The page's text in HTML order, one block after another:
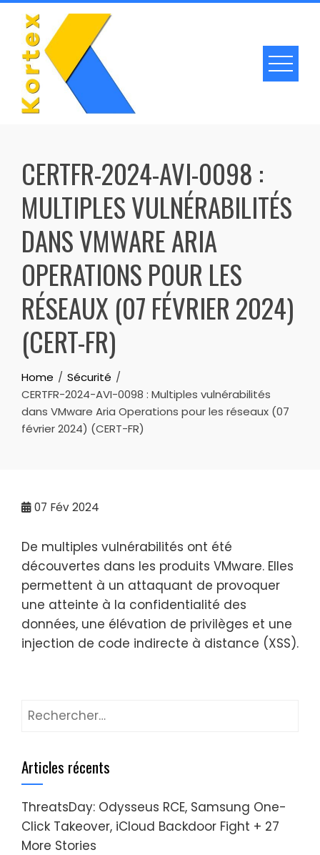
Skip
content
CERTFR-2024-AVI-0098 :
MULTIPLES VULNÉRABILITÉS
DANS VMWARE ARIA
OPERATIONS POUR LES
RÉSEAUX (07 FÉVRIER 2024)
(CERT-FR)
Home
Sécurité
CERTFR-2024-AVI-0098 : Multiples vulnérabilités
dans VMware Aria Operations pour les réseaux (07
février 2024) (CERT-FR)
07 Fév 2024
De multiples vulnérabilités ont été
découvertes dans les produits VMware. Elles
permettent à un attaquant de provoquer
une atteinte à la confidentialité des
données, une élévation de privilèges et une
injection de code indirecte à distance (XSS).
Rechercher :
Articles récents
ThreatsDay: Odysseus RCE, Samsung One-
Click Takeover, iCloud Backdoor Fight + 27
More Stories